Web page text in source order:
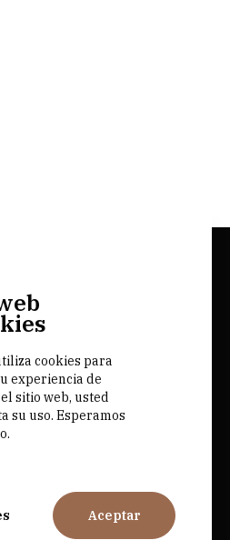
cookies para
experiencia de
sitio web, usted
su uso. Esperamos
Aceptar
Loja bairrada
CVR Bairrada